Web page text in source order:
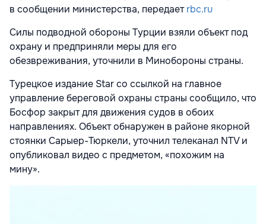
в сообщении министерства, передаетrbc.ru
Силы подводной обороны Турции взяли объект под
охрану и предприняли меры для его
обезвреживания, уточнили в Минобороны страны.
Турецкое издание Star со ссылкой на главное
управление береговой охраны страны сообщило, что
Босфор закрыт для движения судов в обоих
направлениях. Объект обнаружен в районе якорной
стоянки Сарыер-Тюркели, уточнил телеканал NTV и
опубликовал видео с предметом, «похожим на
мину».